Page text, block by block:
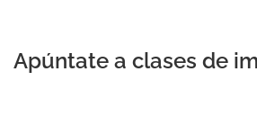
Apúntate a clases de